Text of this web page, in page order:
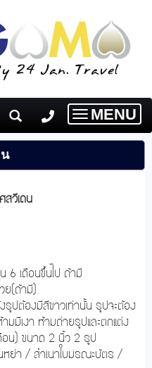
Toggle
MENU
สวีเดน
6 เดือนขึ้นไป ถ้ามี
ย(ถ้ามี)
ปต้องมีสีขาวเท่านั้น รูปจะต้อง
มมีเงา ห้ามถ่ายรูปและตกแต่ง
อน) ขนาด 2 นิ้ว 2 รูป
นหย่า / สำเนาใบมรณะบัตร /